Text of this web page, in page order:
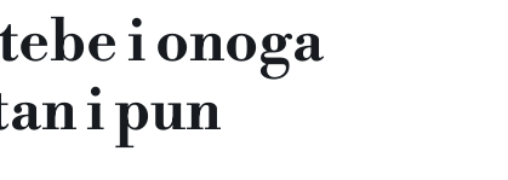
i onoga
i pun